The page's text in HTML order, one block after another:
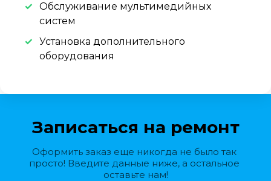
Обслуживание мультимедийных
систем
Установка дополнительного
оборудования
Записаться на ремонт
Оформить заказ еще никогда не было так
просто! Введите данные ниже, а остальное
оставьте нам!